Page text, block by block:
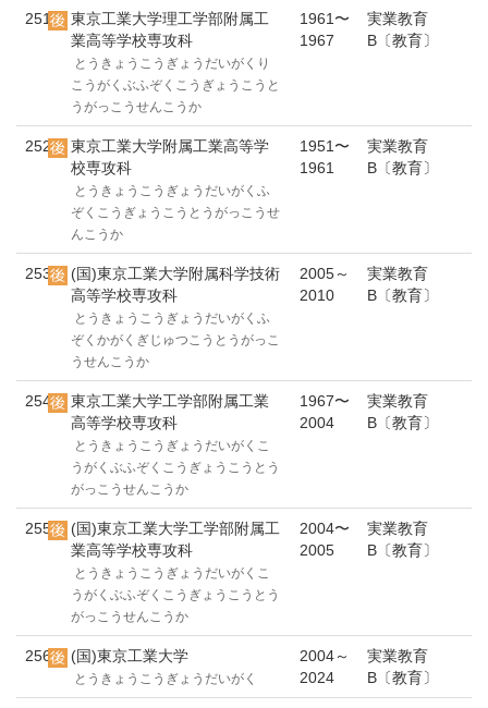
251
東京工業大学理工学部附属工
業高等学校専攻科
とうきょうこうぎょうだいがくり
こうがくぶふぞくこうぎょうこうと
うがっこうせんこうか
1961〜
1967
実業教育
B〔教育〕
252
東京工業大学附属工業高等学
校専攻科
とうきょうこうぎょうだいがくふ
ぞくこうぎょうこうとうがっこうせ
んこうか
1951〜
1961
実業教育
B〔教育〕
253
(国)東京工業大学附属科学技術
高等学校専攻科
とうきょうこうぎょうだいがくふ
ぞくかがくぎじゅつこうとうがっこ
うせんこうか
2005～
2010
実業教育
B〔教育〕
254
東京工業大学工学部附属工業
高等学校専攻科
とうきょうこうぎょうだいがくこ
うがくぶふぞくこうぎょうこうとう
がっこうせんこうか
1967〜
2004
実業教育
B〔教育〕
255
(国)東京工業大学工学部附属工
業高等学校専攻科
とうきょうこうぎょうだいがくこ
うがくぶふぞくこうぎょうこうとう
がっこうせんこうか
2004〜
2005
実業教育
B〔教育〕
256 (国)東京工業大学
とうきょうこうぎょうだいがく
2004～
2024
実業教育
B〔教育〕